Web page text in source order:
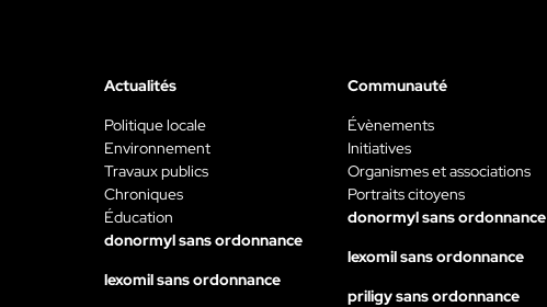
Actualités
Politique locale
Environnement
Travaux publics
Chroniques
Éducation
donormyl sans ordonnance
lexomil sans ordonnance
Communauté
Évènements
Initiatives
Organismes et associations
Portraits citoyens
donormyl sans ordonnance
lexomil sans ordonnance
priligy sans ordonnance